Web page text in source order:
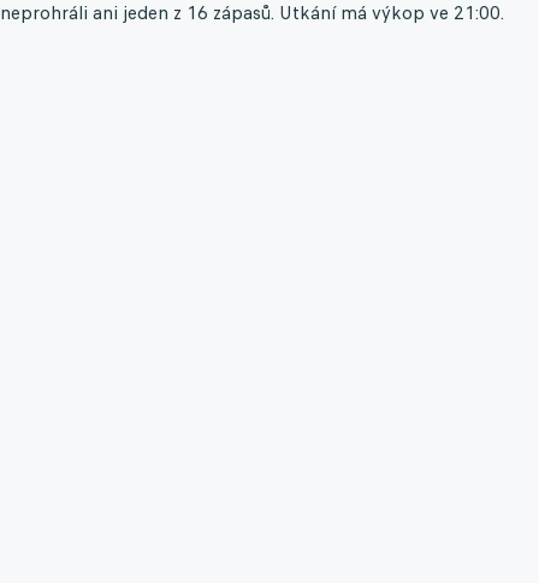
neprohráli ani jeden z 16 zápasů. Utkání má výkop ve 21:00.